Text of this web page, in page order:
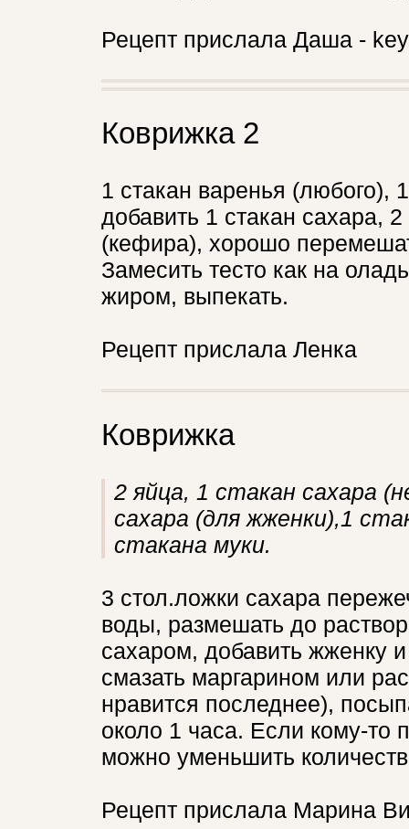
Рецепт прислала Даша -
Коврижка 2
1 стакан варенья (любого),
добавить 1 стакан сахара,
(кефира), хорошо
Замесить тесто как на
жиром, выпекать.
Рецепт прислала Ленка
Коврижка
2 яйца, 1 стакан сахара
сахара (для жженки),1
стакана муки.
3 стол.ложки сахара
воды, размешать до
сахаром, добавить жженку
смазать маргарином или
нравится последнее),
около 1 часа. Если кому-то
можно уменьшить
Рецепт прислала Марина